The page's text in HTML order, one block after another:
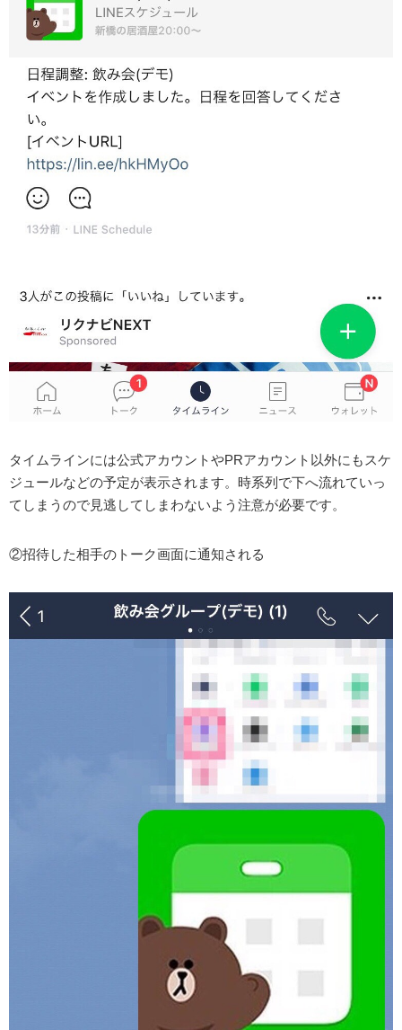
タイムラインには公式アカウントやPRアカウント以外にもスケ
ジュールなどの予定が表示されます。時系列で下へ流れていっ
てしまうので見逃してしまわないよう注意が必要です。
②招待した相手のトーク画面に通知される